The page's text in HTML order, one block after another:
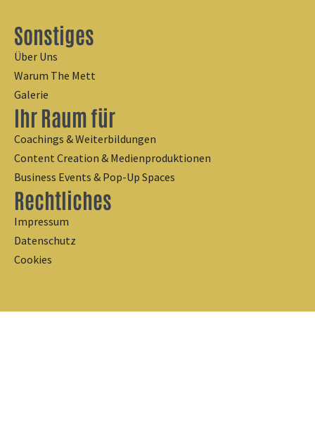
Sonstiges
Über Uns
Warum The Mett
Galerie
Ihr Raum für
Coachings & Weiterbildungen
Content Creation & Medienproduktionen
Business Events & Pop-Up Spaces
Rechtliches
Impressum
Datenschutz
Cookies